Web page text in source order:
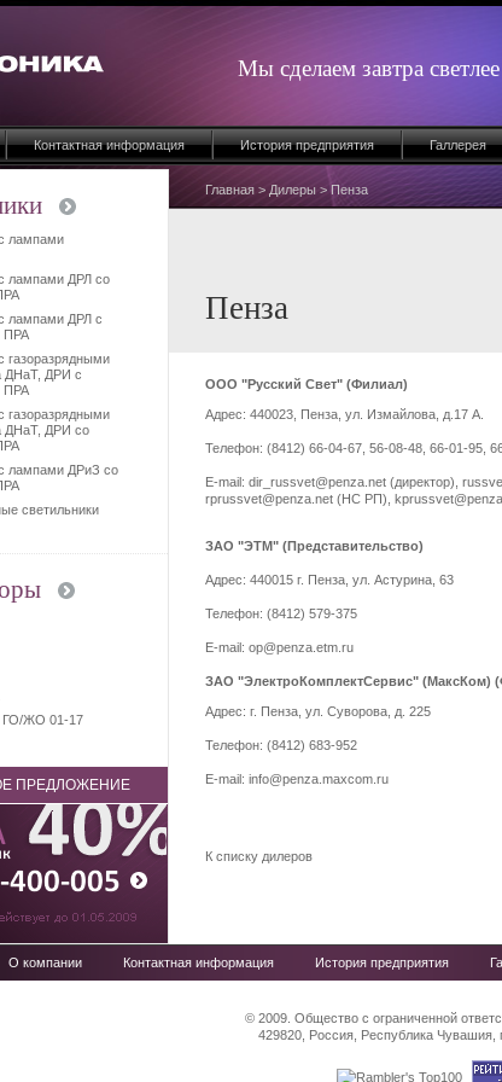
Мы сделаем завтра
Контактная информация История предприятия Галлерея
Главная > Дилеры > Пенза
Пенза
ООО "Русский Свет" (Филиал)
Адрес: 440023, Пенза, ул. Измайлова, д.17 А.
Телефон: (8412) 66-04-67, 56-08-48, 66-01-95,
E-mail: dir_russvet@penza.net (директор),
rprussvet@penza.net (НС РП),
ЗАО "ЭТМ" (Представительство)
Адрес: 440015 г. Пенза, ул. Астурина, 63
Телефон: (8412) 579-375
E-mail: op@penza.etm.ru
ЗАО "ЭлектроКомплектСервис" (МаксКом)
Адрес: г. Пенза, ул. Суворова, д. 225
Телефон: (8412) 683-952
E-mail: info@penza.maxcom.ru
К списку дилеров
лампами
лампами ДРЛ со
лампами ДРЛ с
ПРА
газоразрядными
ДНаТ, ДРИ с
ПРА
газоразрядными
ДНаТ, ДРИ со
лампами ДРиЗ со
светильники
ЖО 01-17
ПРЕДЛОЖЕНИЕ
О компании Контактная информация История предприятия
© 2009. Общество с ограниченной
429820, Россия, Республика Чувашия,